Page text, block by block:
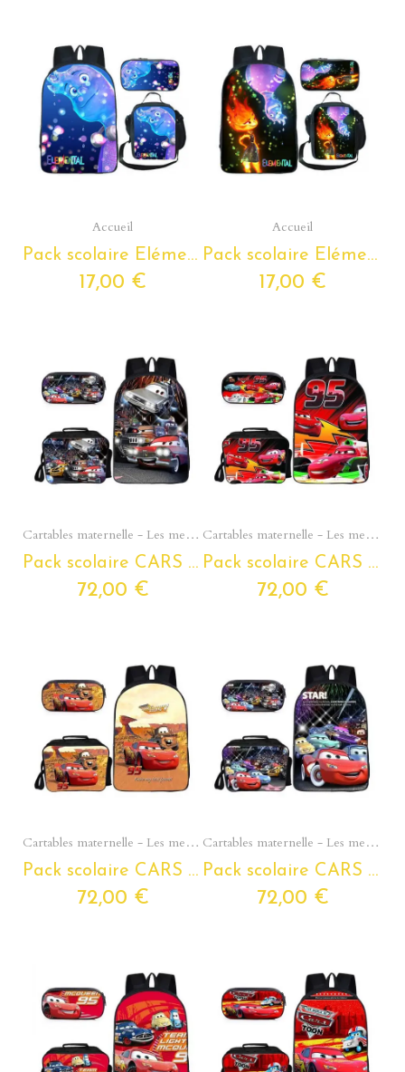
Aperçu rapide
Accueil
Pack scolaire Elémentaire à composer du Cp au Cm2 - cartable Elémentaire + Lunchboxe + trousse assortie
17,00 €
Aperçu rapide
Accueil
Pack scolaire Elémentaire à composer du Cp au Cm2 - cartable Elémentaire + Lunchboxe + trousse assortie
17,00 €
Aperçu rapide Cartables maternelle - Les meilleurs modèles pour les tout petits
Pack scolaire CARS à composer pour classes de primaire – Cartable CARS + Trousse CARS + Lunchbox assortie
72,00 €
Aperçu rapide Cartables maternelle - Les meilleurs modèles pour les tout petits
Pack scolaire CARS à composer pour classes de primaire – Cartable CARS + Trousse CARS + Lunchbox isotherme assortie
72,00 €
Aperçu rapide Cartables maternelle - Les meilleurs modèles pour les tout petits
Pack scolaire CARS à composer pour classes de primaire – Cartable CARS + Trousse CARS + Lunchbox isotherme assortie
72,00 €
Aperçu rapide Cartables maternelle - Les meilleurs modèles pour les tout petits
Pack scolaire CARS à composer pour classes de primaire – Cartable CARS + Trousse CARS + Lunchbox isotherme assortie
72,00 €